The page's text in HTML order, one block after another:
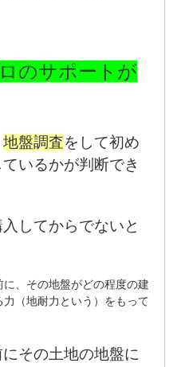
のサポートが
地盤調査をして初め
いるかが判断でき
してからでないと
、その地盤がどの程度の建
（地耐力という）をもって
その土地の地盤に